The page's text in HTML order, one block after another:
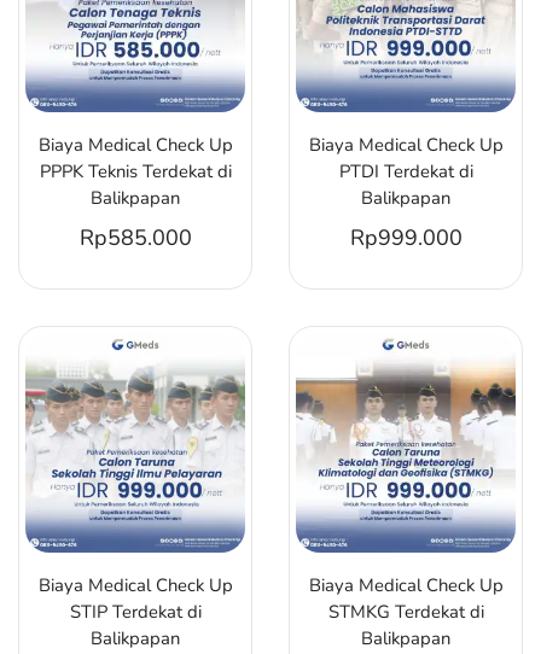
Biaya Medical Check Up
PPPK Teknis Terdekat di
Balikpapan
Rp585.000
Biaya Medical Check Up
PTDI Terdekat di
Balikpapan
Rp999.000
Biaya Medical Check Up
STIP Terdekat di
Balikpapan
Biaya Medical Check Up
STMKG Terdekat di
Balikpapan